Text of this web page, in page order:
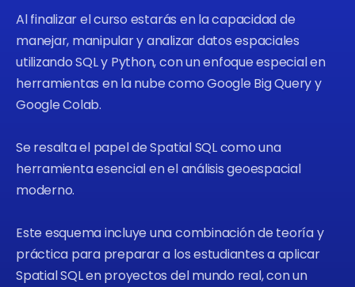
Al finalizar el curso estarás en la capacidad de
manejar, manipular y analizar datos espaciales
utilizando SQL y Python, con un enfoque especial en
herramientas en la nube como Google Big Query y
Google Colab.
Se resalta el papel de Spatial SQL como una
herramienta esencial en el análisis geoespacial
moderno.
Este esquema incluye una combinación de teoría y
práctica para preparar a los estudiantes a aplicar
Spatial SQL en proyectos del mundo real, con un